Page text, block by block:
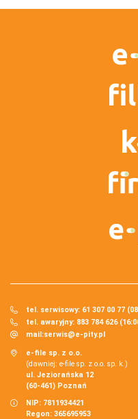
tel. serwisowy: 61 307 00 77
tel. awaryjny: 883 784 626
mail:serwis@e-pity.pl
e-file sp. z o.o.
(dawniej: e-file sp. z o.o. sp. k.)
ul. Jeziorańska 12
(60-461) Poznań
NIP: 7811934421
Regon: 365695953